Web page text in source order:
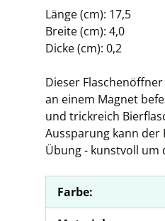
Länge (cm): 17,5
Breite (cm): 4,0
Dicke (cm): 0,2
Dieser
an einem Magnet
und trickreich
Aussparung kann
Übung - kunstvoll um
Farbe: